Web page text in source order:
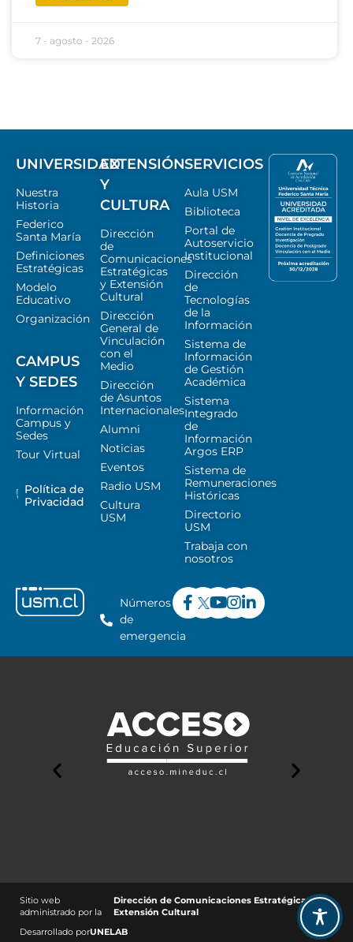
7 - agosto - 2026
UNIVERSIDAD
Nuestra
Historia
Federico
Santa María
Definiciones
Estratégicas
Modelo
Educativo
Organización
CAMPUS
Y SEDES
Información
Campus y
Sedes
Tour Virtual
Política de
Privacidad
EXTENSIÓN
Y
CULTURA
Dirección
de
Comunicaciones
Estratégicas
y Extensión
Cultural
Dirección
General de
Vinculación
con el
Medio
Dirección
de Asuntos
Internacionales
Alumni
Noticias
Eventos
Radio USM
Cultura
USM
SERVICIOS
Aula USM
Biblioteca
Portal de
Autoservicio
Institucional
Dirección
de
Tecnologías
de la
Información
Sistema de
Información
de Gestión
Académica
Sistema
Integrado
de
Información
Argos ERP
Sistema de
Remuneraciones
Históricas
Directorio
USM
Trabaja con
nosotros
Números
de
emergencia
Sitio web
administrado por la
Dirección de Comunicaciones Estratégicas y
Extensión Cultural
Desarrollado porUNELAB